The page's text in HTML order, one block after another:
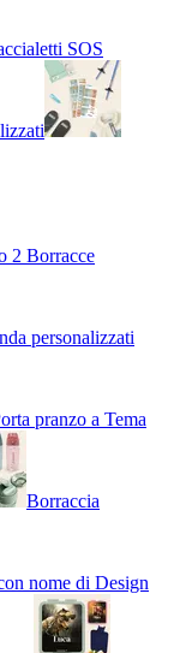
SOS
2 Borracce
personalizzati
pranzo a Tema
Borraccia
nome di Design